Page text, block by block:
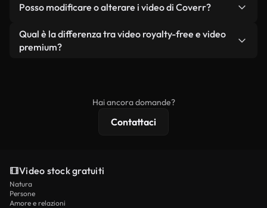
condizione che non si rivendano o ridistribuiscano
reali o generati dall'intelligenza artificiale, include
filigrane. Avrai a disposizione filmati puliti e pronti
all'uso.
Posso modificare o alterare i video di Coverr?
Sì. Siete liberi di tagliare, ritagliare o remixare i
nostri video. Assicuratevi solo che il prodotto
Qual è la differenza tra video royalty-free e video
premium?
Hai ancora domande?
Contattaci
Video stock gratuiti
Natura
Persone
Amore e relazioni